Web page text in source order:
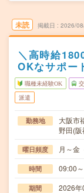
未読 掲載日 2026/
＼高時給
OKなサポー
職種未経験OK
派遣
勤務地
大阪市
野田(
曜日頻度 月～金
時間 09:00
期間 2026